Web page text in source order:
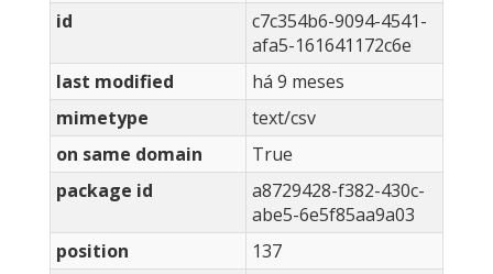
id
c7c354b6-9094-4541-
afa5-161641172c6e
last modified
há 9 meses
mimetype
text/csv
on same domain
True
package id
a8729428-f382-430c-
abe5-6e5f85aa9a03
position
137